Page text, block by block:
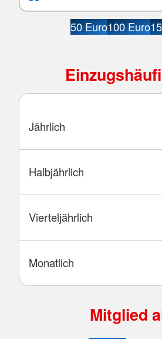
50 Euro100 Euro
Jährlich
Halbjährlich
Vierteljährlich
Monatlich
Mitglied